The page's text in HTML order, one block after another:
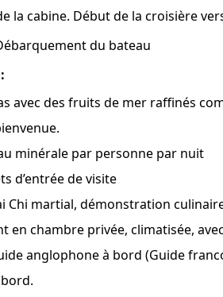
la cabine. Début de la croisière
du bateau
avec des fruits de mer raffinés
minérale par personne par nuit
d’entrée de visite
Chi martial, démonstration
en chambre privée, climatisée,
anglophone à bord (Guide